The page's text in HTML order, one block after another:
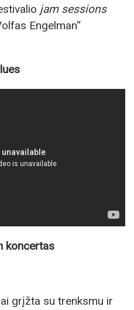
jam sessions
Engelman“
koncertas
grįžta su trenksmu ir